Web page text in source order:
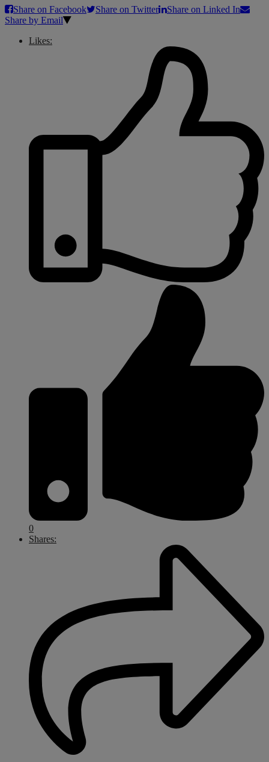
Share on Facebook
Share on Twitter
Share on Linked In
Share by Email
Likes:
0
Shares: